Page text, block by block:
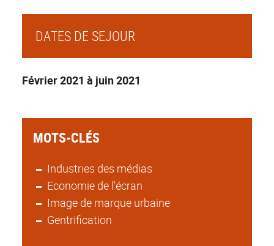
DATES DE SEJOUR
Février 2021 à juin 2021
MOTS-CLÉS
Industries des médias
Economie de l'écran
Image de marque urbaine
Gentrification